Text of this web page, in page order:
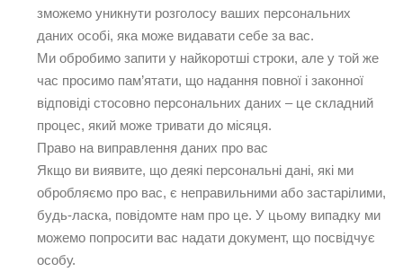
зможемо уникнути розголосу ваших персональних
даних особі, яка може видавати себе за вас.
Ми обробимо запити у найкоротші строки, але у той же
час просимо пам’ятати, що надання повної і законної
відповіді стосовно персональних даних – це складний
процес, який може тривати до місяця.
Право на виправлення даних про вас
Якщо ви виявите, що деякі персональні дані, які ми
обробляємо про вас, є неправильними або застарілими,
будь-ласка, повідомте нам про це. У цьому випадку ми
можемо попросити вас надати документ, що посвідчує
особу.